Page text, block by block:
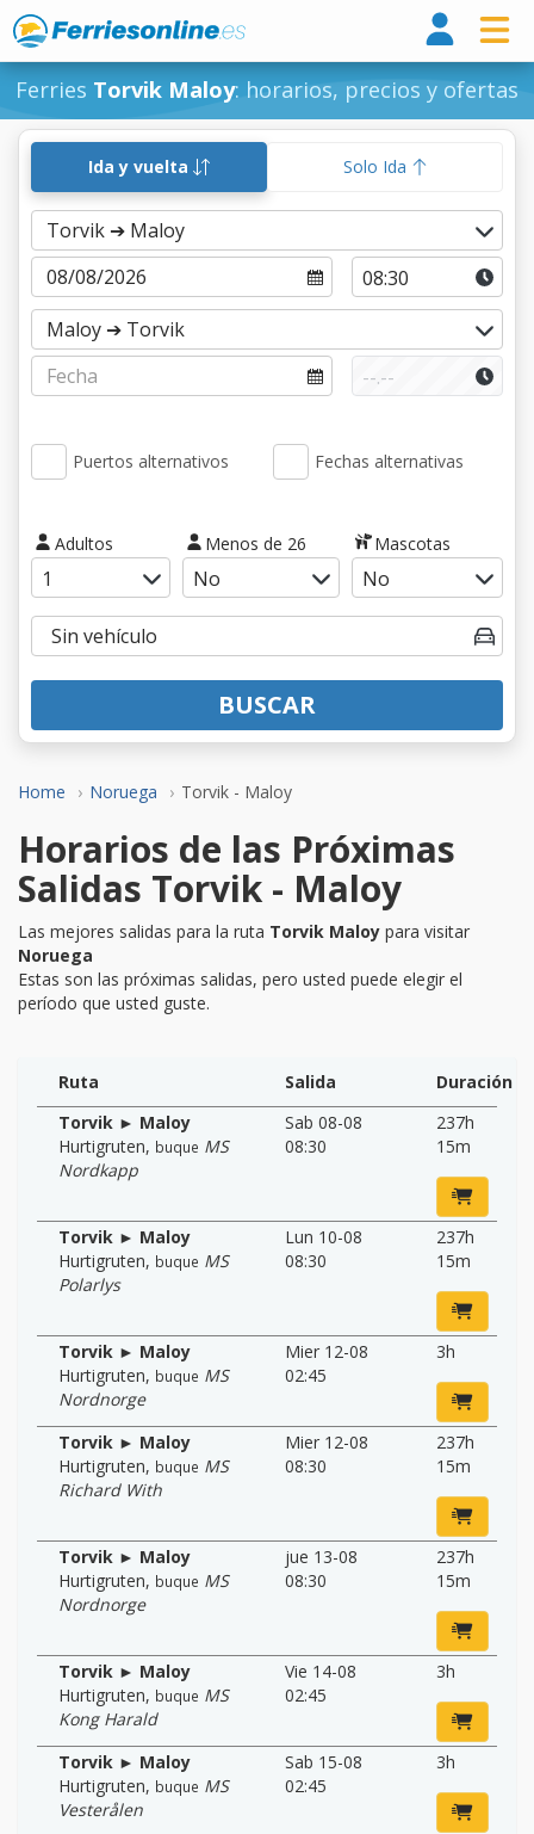
Ferries Torvik Maloy: horarios, precios y ofertas
Home Noruega Torvik - Maloy
Ida y vuelta Solo Ida
Puertos alternativos Fechas alternativas
Adultos Menos de 26 Mascotas
BUSCAR
Horarios de las Próximas
Salidas Torvik - Maloy
Las mejores salidas para la ruta Torvik Maloy para visitar
Noruega
Estas son las próximas salidas, pero usted puede elegir el
período que usted guste.
Ruta Salida
Duración
Torvik ► Maloy
Hurtigruten, buque MS
Nordkapp
Sab 08-08
08:30
237h
15m
Torvik ► Maloy
Hurtigruten, buque MS
Polarlys
Lun 10-08
08:30
237h
15m
Torvik ► Maloy
Hurtigruten, buque MS
Nordnorge
Mier 12-08
02:45
3h
Torvik ► Maloy
Hurtigruten, buque MS
Richard With
Mier 12-08
08:30
237h
15m
Torvik ► Maloy
Hurtigruten, buque MS
Nordnorge
jue 13-08
08:30
237h
15m
Torvik ► Maloy
Hurtigruten, buque MS
Kong Harald
Vie 14-08
02:45
3h
Torvik ► Maloy
Hurtigruten, buque MS
Vesterålen
Sab 15-08
02:45
3h